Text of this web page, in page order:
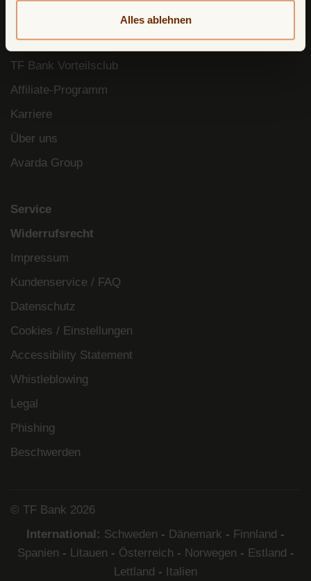
Alles ablehnen
Soziale Verantwortung
TF Bank Vorteilsclub
Affiliate-Programm
Karriere
Über uns
Avarda Group
Service
Widerrufsrecht
Impressum
Kundenservice / FAQ
Datenschutz
Cookies / Einstellungen
Accessibility Statement
Whistleblowing
Legal
Phishing
Beschwerden
© TF Bank 2026
International: Schweden - Dänemark - Finnland -
Spanien - Litauen - Österreich - Norwegen - Estland -
Lettland - Italien